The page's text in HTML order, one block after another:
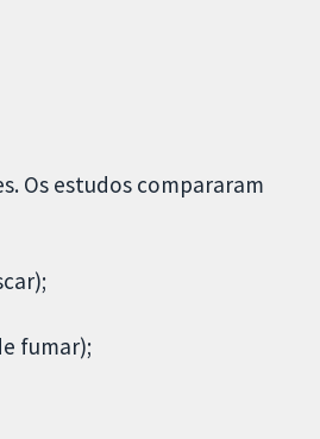
Os estudos compararam
fumar);